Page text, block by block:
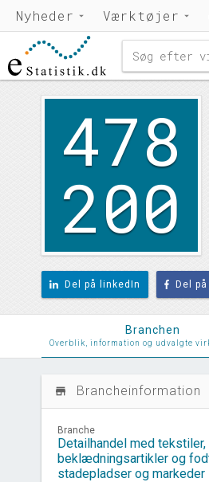
Nyheder Værktøjer
478
200
Del på linkedIn Del
Branchen
Overblik, information og udvalgte
store_mall_directory Brancheinformation
Branche
Detailhandel med tekstiler,
beklædningsartikler og
stadepladser og markeder